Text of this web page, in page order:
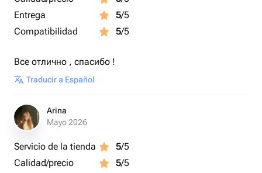
Entrega
5/5
Compatibilidad
5/5
Все отлично , спасибо !
Traducir a Español
Arina
Mayo 2026
Servicio de la tienda 5/5
Calidad/precio
5/5